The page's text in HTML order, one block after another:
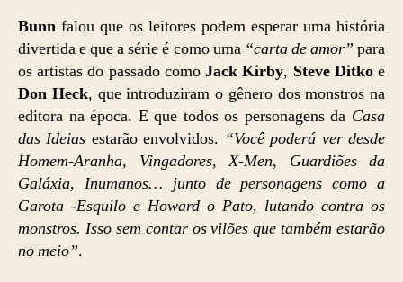
Bunn falou que os leitores podem esperar uma história
divertida e que a série é como uma “carta de amor” para
os artistas do passado comoJack Kirby, Steve Ditkoe
Don Heck, que introduziram o gênero dos monstros na
editora na época. E que todos os personagens da Casa
das Ideias estarão envolvidos. “Você poderá ver desde
Homem-Aranha, Vingadores, X-Men, Guardiões da
Galáxia, Inumanos… junto de personagens como a
Garota -Esquilo e Howard o Pato, lutando contra os
monstros. Isso sem contar os vilões que também estarão
no meio”.